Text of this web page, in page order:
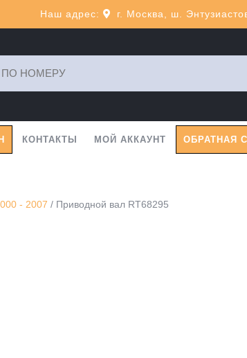
Наш адрес: г. Москва, ш.
КОНТАКТЫ МОЙ АККАУНТ ОБРАТНАЯ
- 2007 / Приводной вал RT68295